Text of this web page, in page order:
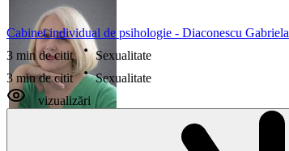
Cabinet individual de psihologie - Diaconescu Gabriela
3 min de citit
Sexualitate
3 min de citit
Sexualitate
vizualizări